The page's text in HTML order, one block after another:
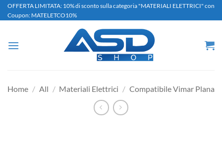
Salta
ai
OFFERTA LIMITATA: 10% di sconto sulla categoria "MATERIALI ELETTRICI" con
Coupon: MATELETCO10%
Home / All / Materiali Elettrici / Compatibile Vimar Plana